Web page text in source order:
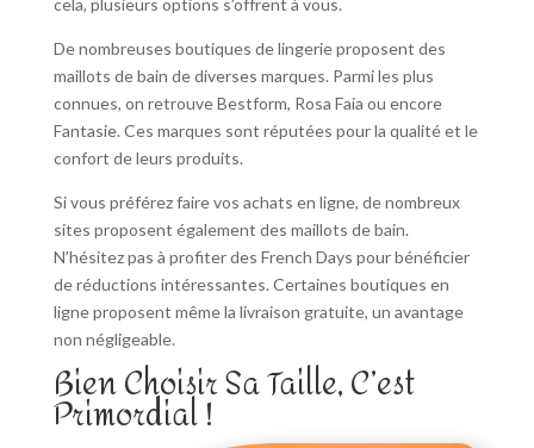
cela, plusieurs options s’offrent à vous.
De nombreuses boutiques de lingerie proposent des
maillots de bain de diverses marques. Parmi les plus
connues, on retrouve Bestform, Rosa Faia ou encore
Fantasie. Ces marques sont réputées pour la qualité et le
confort de leurs produits.
Si vous préférez faire vos achats en ligne, de nombreux
sites proposent également des maillots de bain.
N’hésitez pas à profiter des French Days pour bénéficier
de réductions intéressantes. Certaines boutiques en
ligne proposent même la livraison gratuite, un avantage
non négligeable.
Bien Choisir Sa Taille, C’est
Primordial !